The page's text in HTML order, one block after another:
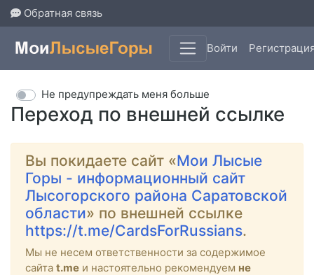
Обратная связь
Войти
Переход по внешней ссылке
Не предупреждать меня больше
Вы покидаете сайт «Мои Лысые
Горы - информационный сайт
Лысогорского района Саратовской
области» по внешней ссылке
https://t.me/CardsForRussians.
Мы не несем ответственности за содержимое
сайта t.me и настоятельно рекомендуем не